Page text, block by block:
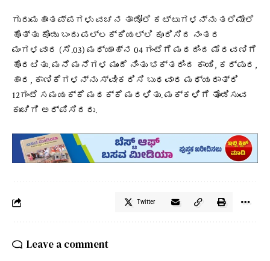
ಗುರುಮಹಾಂತಪ್ಪಗಳು ವಚನ ತಾಡೋಲೆ ಕಟ್ಟುಗಳನ್ನು ತಲೆಮೇಲೆ
ಹೊತ್ತು ಕೊಂಡು ಬಂದು ಪಲ್ಲಕ್ಕಿಯಲ್ಲಿ ಕೂರಿಸಿದ ನಂತರ
ಮಂಗಳವಾರ (ಸೆ.03) ಮಧ್ಯಾಹ್ನ 04 ಗಂಟೆಗೆ ಮಠದಿಂದ ಮೆರವಣಿಗೆ
ಹೊರಟಿತು. ಮನೆ ಮನೆಗಳ ಮುಂದೆ ನಿಂತು ಭಕ್ತರಿಂದ ಕಾಯಿ, ಕರ್ಪುರ,
ಹಾರ, ಕಾಣಿಕೆಗಳನ್ನು ಸ್ವೀಕರಿಸಿ ಬುಧವಾರ ಮಧ್ಯರಾತ್ರಿ
12ಗಂಟೆ ಸಮಯಕ್ಕೆ ಮಠಕ್ಕೆ ಮರಳಿತು. ಮಕ್ಕಳಿಗೆ ತೊಡಿಸುವ
ಕುಂಚಿಗಿ ಅರ್ಪಿಸಿದರು.
Twitter
Leave a comment